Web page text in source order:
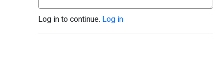
Log in to continue. Log in